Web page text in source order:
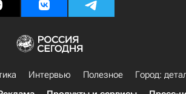
Интервью Полезное
Город: